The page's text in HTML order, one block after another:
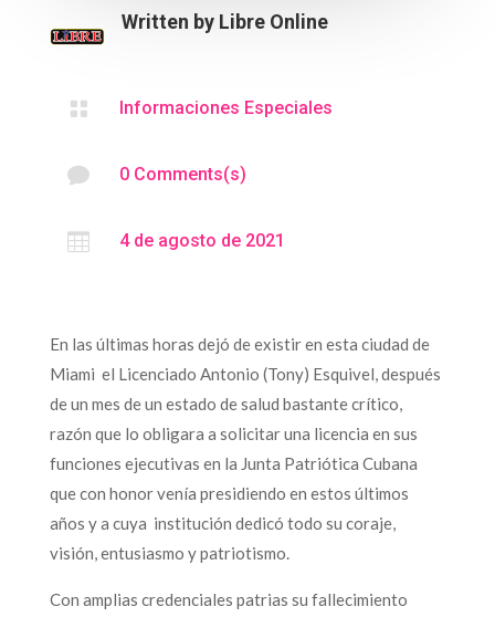
Written by Libre Online
 Informaciones Especiales
 0 Comments(s)
 4 de agosto de 2021
En las últimas horas dejó de existir en esta ciudad de
Miami el Licenciado Antonio (Tony) Esquivel, después
de un mes de un estado de salud bastante crítico,
razón que lo obligara a solicitar una licencia en sus
funciones ejecutivas en la Junta Patriótica Cubana
que con honor venía presidiendo en estos últimos
años y a cuya institución dedicó todo su coraje,
visión, entusiasmo y patriotismo.
Con amplias credenciales patrias su fallecimiento